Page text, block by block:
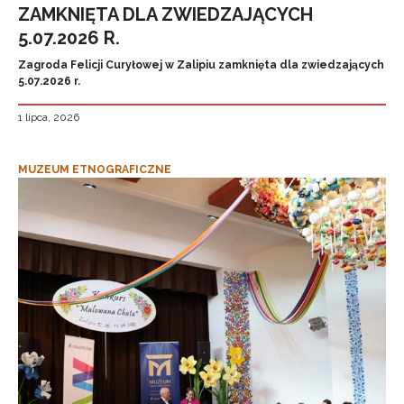
ZAMKNIĘTA DLA ZWIEDZAJĄCYCH
5.07.2026 R.
Zagroda Felicji Curyłowej w Zalipiu zamknięta dla zwiedzających
5.07.2026 r.
1 lipca, 2026
MUZEUM ETNOGRAFICZNE